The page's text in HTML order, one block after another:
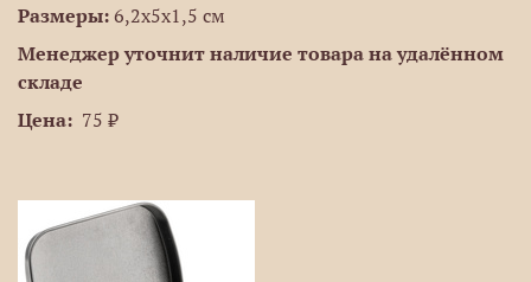
Размеры: 6,2х5х1,5 см
Менеджер уточнит наличие товара на удалённом
складе
Цена: 75 ₽